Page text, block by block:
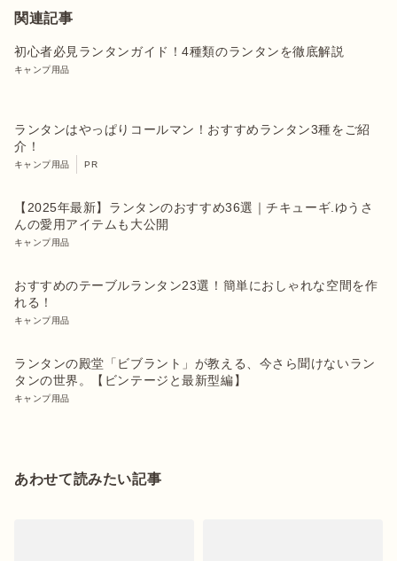
関連記事
初心者必見ランタンガイド！4種類のランタンを徹底解説
キャンプ用品
ランタンはやっぱりコールマン！おすすめランタン3種をご紹
介！
キャンプ用品 PR
【2025年最新】ランタンのおすすめ36選｜チキューギ.ゆうさ
んの愛用アイテムも大公開
キャンプ用品
おすすめのテーブルランタン23選！簡単におしゃれな空間を作
れる！
キャンプ用品
ランタンの殿堂「ビブラント」が教える、今さら聞けないラン
タンの世界。【ビンテージと最新型編】
キャンプ用品
あわせて読みたい記事